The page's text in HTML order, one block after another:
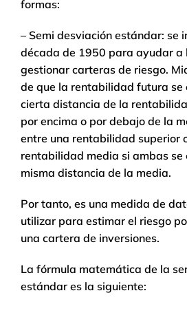
formas:
– Semi desviación estándar: se
década de 1950 para ayudar a
gestionar carteras de riesgo.
de que la rentabilidad futura se
cierta distancia de la
por encima o por debajo de la
entre una rentabilidad superior
rentabilidad media si ambas se
misma distancia de la media.
Por tanto, es una medida de
utilizar para estimar el riesgo
una cartera de inversiones.
La fórmula matemática de la
estándar es la siguiente: